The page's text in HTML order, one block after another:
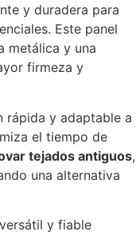
y duradera para
Este panel
metálica y una
firmeza y
rápida y adaptable a
el tiempo de
tejados antiguos,
una alternativa
y fiable